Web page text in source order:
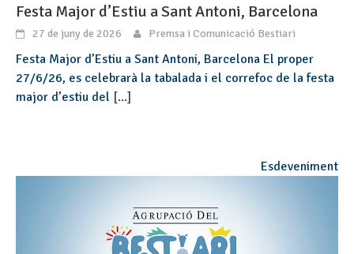
Festa Major d’Estiu a Sant Antoni, Barcelona
27 de juny de 2026 Premsa i Comunicació Bestiari
Festa Major d’Estiu a Sant Antoni, Barcelona El proper
27/6/26, es celebrarà la tabalada i el correfoc de la festa
major d’estiu del [...]
Esdeveniment